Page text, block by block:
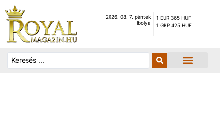
2026. 08. 7. péntek
Ibolya
1 EUR 365 HUF
1 GBP 425 HUF